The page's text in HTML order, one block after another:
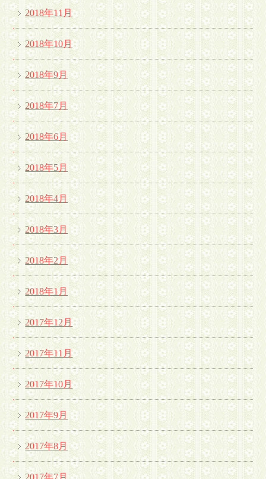
2018年11月
2018年10月
2018年9月
2018年7月
2018年6月
2018年5月
2018年4月
2018年3月
2018年2月
2018年1月
2017年12月
2017年11月
2017年10月
2017年9月
2017年8月
2017年7月